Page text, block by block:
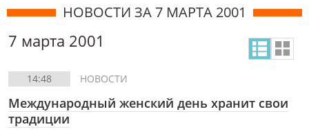
НОВОСТИ ЗА 7 МАРТА 2001
7 марта 2001
14:48 НОВОСТИ
Международный женский день хранит свои
традиции